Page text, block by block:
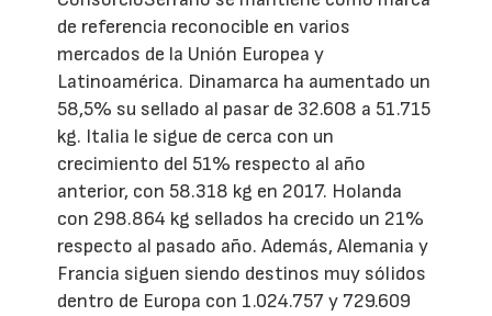
de referencia reconocible en varios
mercados de la Unión Europea y
Latinoamérica. Dinamarca ha aumentado un
58,5% su sellado al pasar de 32.608 a 51.715
kg. Italia le sigue de cerca con un
crecimiento del 51% respecto al año
anterior, con 58.318 kg en 2017. Holanda
con 298.864 kg sellados ha crecido un 21%
respecto al pasado año. Además, Alemania y
Francia siguen siendo destinos muy sólidos
dentro de Europa con 1.024.757 y 729.609